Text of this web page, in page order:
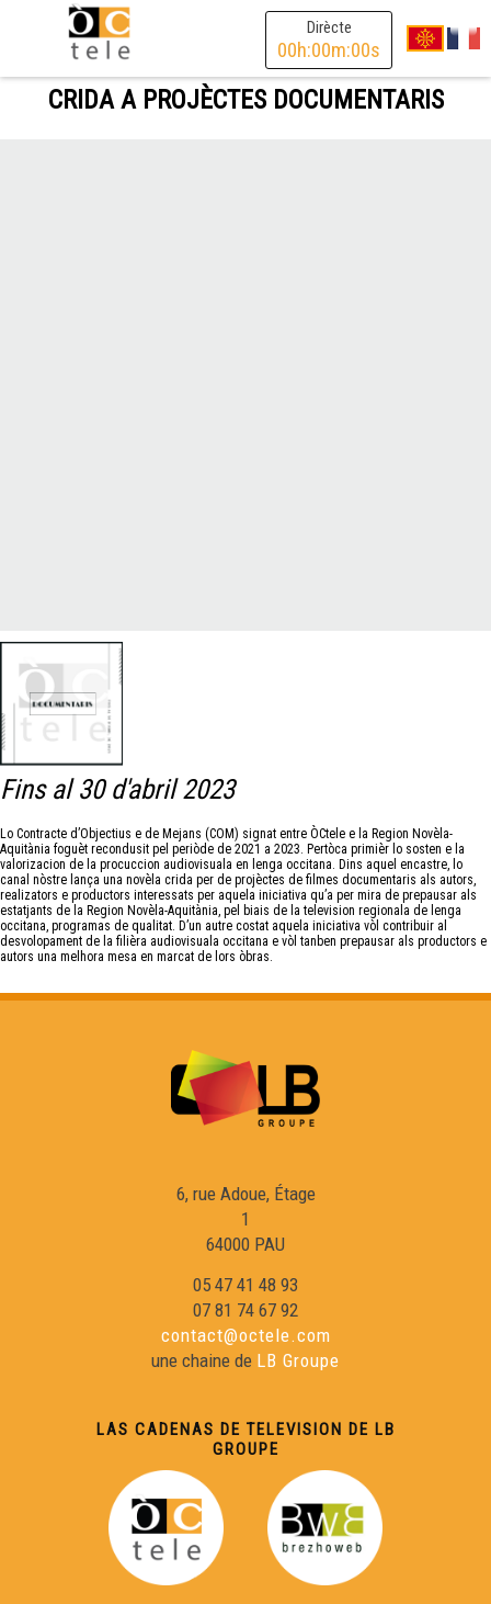
Dirècte
00h:00m:00s
CRIDA A PROJÈCTES DOCUMENTARIS
Fins al 30 d'abril 2023
Lo Contracte d’Objectius e de Mejans (COM) signat entre ÒCtele e la Region Novèla-
Aquitània foguèt recondusit pel periòde de 2021 a 2023. Pertòca primièr lo sosten e la
valorizacion de la procuccion audiovisuala en lenga occitana. Dins aquel encastre, lo
canal nòstre lança una novèla crida per de projèctes de filmes documentaris als autors,
realizators e productors interessats per aquela iniciativa qu’a per mira de prepausar als
estatjants de la Region Novèla-Aquitània, pel biais de la television regionala de lenga
occitana, programas de qualitat. D’un autre costat aquela iniciativa vòl contribuir al
desvolopament de la filièra audiovisuala occitana e vòl tanben prepausar als productors e
autors una melhora mesa en marcat de lors òbras.
6, rue Adoue, Étage
1
64000 PAU
05 47 41 48 93
07 81 74 67 92
contact@octele.com
une chaine de LB Groupe
LAS CADENAS DE TELEVISION DE LB
GROUPE